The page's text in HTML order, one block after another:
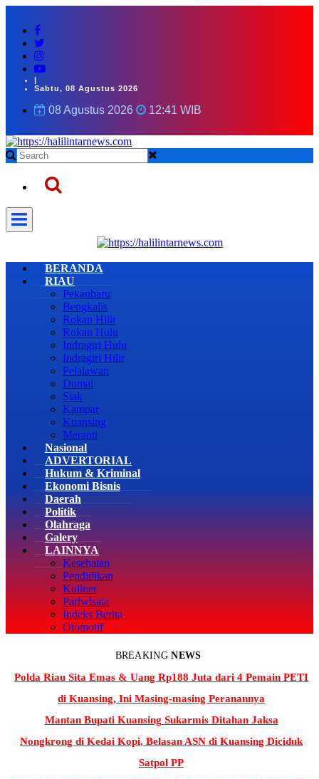
|
Sabtu, 08 Agustus 2026
08 Agustus 2026 12:41 WIB
BERANDA
RIAU
Pekanbaru
Bengkalis
Rokan Hilir
Rokan Hulu
Indragiri Hulu
Indragiri Hilir
Pelalawan
Dumai
Siak
Kampar
Kuansing
Meranti
Nasional
ADVERTORIAL
Hukum & Kriminal
Ekonomi Bisnis
Daerah
Politik
Olahraga
Galery
LAINNYA
Kesehatan
Pendidikan
Kuliner
Pariwisata
Indeks Berita
Otomotif
BREAKINGNEWS
Polda Riau Sita Emas & Uang Rp188 Juta dari 4 Pemain PETI
di Kuansing, Ini Masing-masing Peranannya
Mantan Bupati Kuansing Sukarmis Ditahan Jaksa
Nongkrong di Kedai Kopi, Belasan ASN di Kuansing Diciduk
Satpol PP